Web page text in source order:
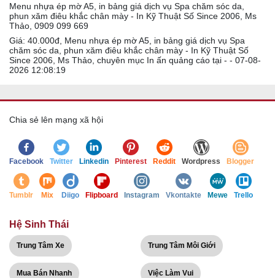
Menu nhựa ép mờ A5, in bảng giá dịch vụ Spa chăm sóc da,
phun xăm điêu khắc chân mày - In Kỹ Thuật Số Since 2006, Ms
Thảo, 0909 099 669
Giá: 40.000đ, Menu nhựa ép mờ A5, in bảng giá dịch vụ Spa
chăm sóc da, phun xăm điêu khắc chân mày - In Kỹ Thuật Số
Since 2006, Ms Thảo, chuyên mục In ấn quảng cáo tại - - 07-08-
2026 12:08:19
Chia sẻ lên mạng xã hội
Facebook Twitter Linkedin Pinterest Reddit Wordpress Blogger
Tumblr Mix Diigo Flipboard Instagram Vkontakte Mewe Trello
Hệ Sinh Thái
Trung Tâm Xe Trung Tâm Môi Giới
Mua Bán Nhanh Việc Làm Vui